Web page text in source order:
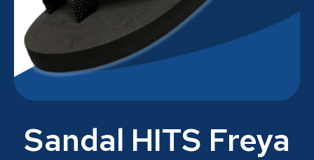
Sandal HITS Freya